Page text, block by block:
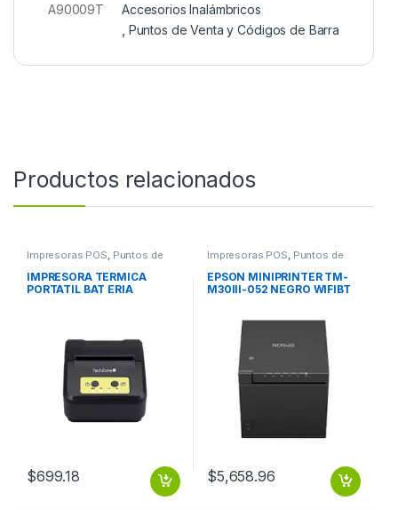
A90009T
Accesorios Inalámbricos
Puntos de Venta y Códigos de Barra
Productos relacionados
Impresoras POS Puntos de
Venta y Códigos de Barra
IMPRESORA TERMICA
PORTATIL BAT ERIA
$699.18
Impresoras POS Puntos de
Venta y Códigos de Barra
EPSON MINIPRINTER TM-
M30III-052 NEGRO WIFIBT
$5,658.96